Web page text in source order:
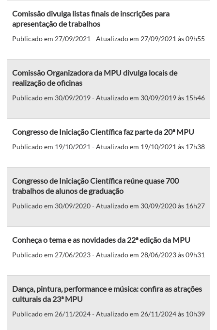
Comissão divulga listas finais de inscrições para
apresentação de trabalhos
Publicado em 27/09/2021 - Atualizado em 27/09/2021 às 09h55
Comissão Organizadora da MPU divulga locais de
realização de oficinas
Publicado em 30/09/2019 - Atualizado em 30/09/2019 às 15h46
Congresso de Iniciação Científica faz parte da 20ª MPU
Publicado em 19/10/2021 - Atualizado em 19/10/2021 às 17h38
Congresso de Iniciação Científica reúne quase 700
trabalhos de alunos de graduação
Publicado em 30/09/2020 - Atualizado em 30/09/2020 às 16h27
Conheça o tema e as novidades da 22ª edição da MPU
Publicado em 27/06/2023 - Atualizado em 28/06/2023 às 09h31
Dança, pintura, performance e música: confira as atrações
culturais da 23ª MPU
Publicado em 26/11/2024 - Atualizado em 26/11/2024 às 10h39